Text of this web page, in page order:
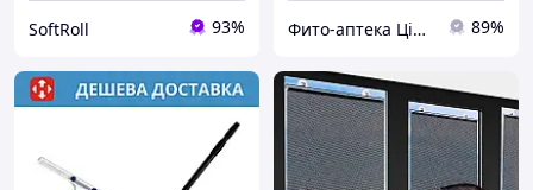
SoftRoll 93% Фито-аптека Цілюще джерело 89%